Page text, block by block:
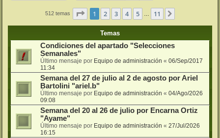
512 temas Página de 11
1 2 3 4 5 11
Temas
Condiciones del apartado "Selecciones
Semanales"
Último mensaje por Equipo de administración « 06/Sep/2017
11:34
Semana del 27 de julio al 2 de agosto por Ariel
Bartolini "ariel.b"
Último mensaje por Equipo de administración « 04/Ago/2026
09:08
Semana del 20 al 26 de julio por Encarna Ortiz
"Ayame"
Último mensaje por Equipo de administración « 27/Jul/2026
16:15